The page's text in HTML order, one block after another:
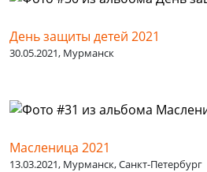
День защиты детей 2021
30.05.2021, Мурманск
Масленица 2021
13.03.2021, Мурманск, Санкт-Петербург